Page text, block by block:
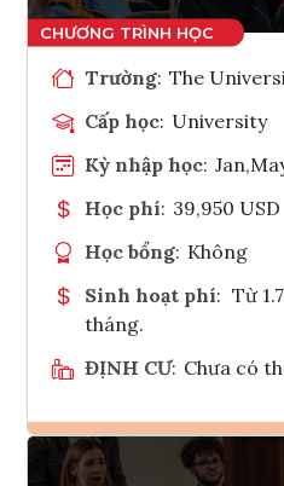
Trường: The
Cấp học: University
Kỳ nhập học:
Học phí: 39,950 USD
Học bổng: Không
Sinh hoạt phí: Từ
tháng.
ĐỊNH CƯ: Chưa có